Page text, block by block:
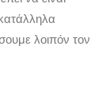
λοιπόν τον